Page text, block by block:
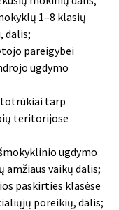
1–8 klasių
dalis;
pareigybei
ugdymo
tarp
teritorijose
ugdymo
amžiaus vaikų dalis;
paskirties klasėse
poreikių, dalis;